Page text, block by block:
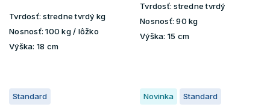
Tvrdosť: stredne tvrdý kg
Nosnosť: 100 kg / lôžko
Výška: 18 cm
Tvrdosť: stredne tvrdý
Nosnosť: 90 kg
Výška: 15 cm
Standard Novinka Standard